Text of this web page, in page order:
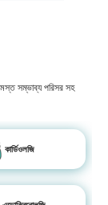
সম্ভাব্য পরিসর সহ
কার্ডিওলজি